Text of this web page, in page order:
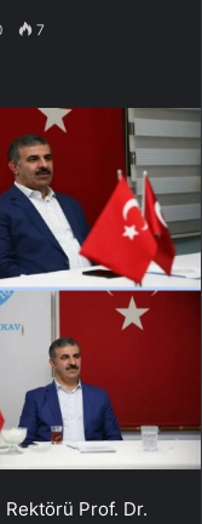
7
Rektörü Prof. Dr.